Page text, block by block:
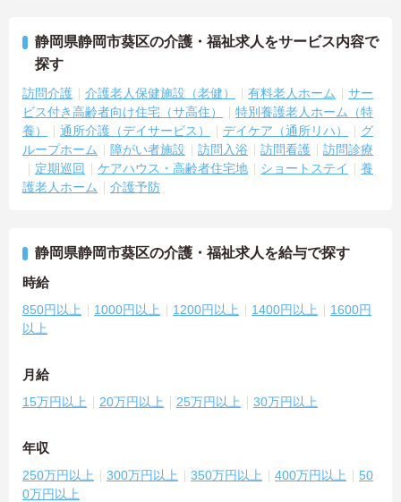
静岡県静岡市葵区の介護・福祉求人をサービス内容で
探す
訪問介護 介護老人保健施設（老健） 有料老人ホーム
サー
ビス付き高齢者向け住宅（サ高住）
特別養護老人ホーム（特
養）
通所介護（デイサービス） デイケア（通所リハ）
グ
ループホーム
障がい者施設 訪問入浴 訪問看護
訪問診療
定期巡回
ケアハウス・高齢者住宅地 ショートステイ
養
護老人ホーム
介護予防
静岡県静岡市葵区の介護・福祉求人を給与で探す
時給
850円以上 1000円以上 1200円以上 1400円以上
1600円
以上
月給
15万円以上 20万円以上 25万円以上 30万円以上
年収
250万円以上 300万円以上 350万円以上 400万円以上
50
0万円以上